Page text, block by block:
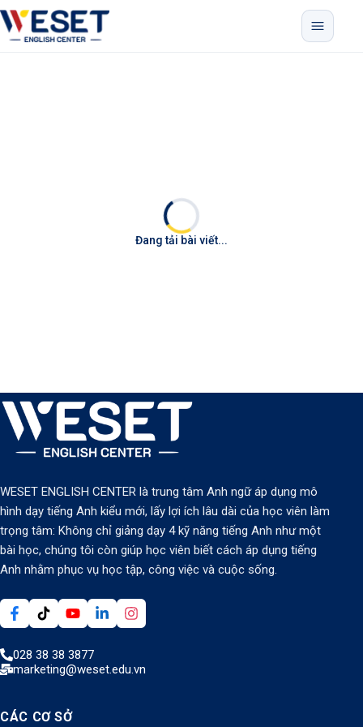
Bỏ qua menu, vào nội dung chính
Đang tải bài viết...
WESET ENGLISH CENTER là trung tâm Anh ngữ áp dụng mô
hình dạy tiếng Anh kiểu mới, lấy lợi ích lâu dài của học viên làm
trọng tâm: Không chỉ giảng dạy 4 kỹ năng tiếng Anh như một
bài học, chúng tôi còn giúp học viên biết cách áp dụng tiếng
Anh nhằm phục vụ học tập, công việc và cuộc sống.
028 38 38 3877
marketing@weset.edu.vn
CÁC CƠ SỞ